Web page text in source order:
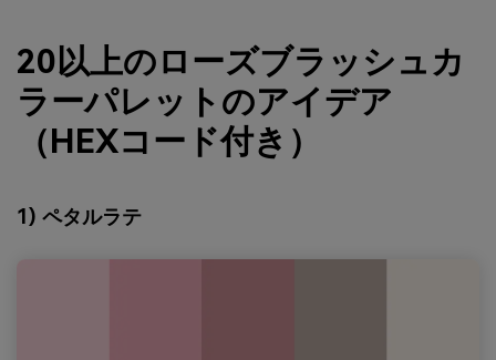
20以上のローズブラッシュカ
ラーパレットのアイデア
（HEXコード付き）
1) ペタルラテ